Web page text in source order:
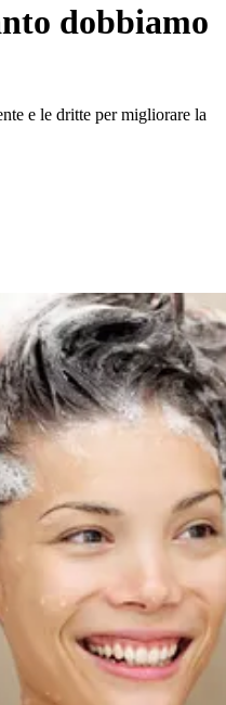
dobbiamo
e le dritte per migliorare la